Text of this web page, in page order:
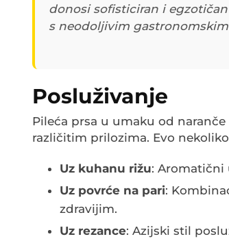
donosi sofisticiran i
s neodoljivim
Posluživanje
Pileća prsa u umaku od
različitim prilozima. Evo
Uz kuhanu rižu: Aromatični
Uz povrće na pari:
zdravijim.
Uz rezance: Azijski stil